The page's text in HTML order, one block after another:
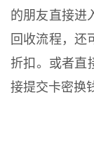
的朋友直接进
回收流程，还
折扣。或者直
接提交卡密换